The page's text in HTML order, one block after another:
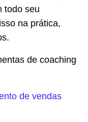
todo seu
na prática,
de coaching
de vendas